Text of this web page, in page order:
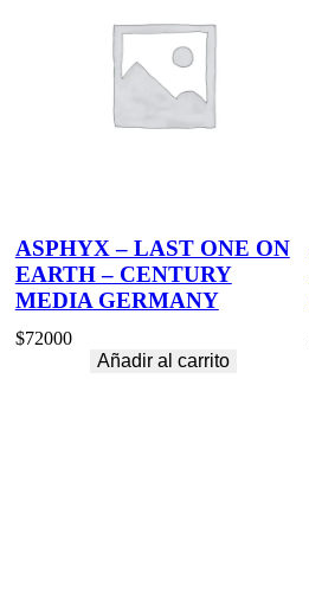
ASPHYX – LAST ONE ON
EARTH – CENTURY
MEDIA GERMANY
$72000
Añadir al carrito